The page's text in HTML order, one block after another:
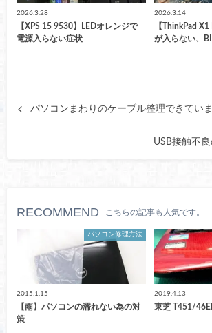
2026.3.28
【XPS 15 9530】LEDオレンジで
電源入らない症状
2026.3.14
【ThinkPad
が入らない、
パソコンまわりのケーブル整理できてい
USB接触不
RECOMMEND こちらの記事も人気です。
パソコン修理方法
2015.1.15
【雨】パソコンの濡れない為の対
策
2019.4.13
東芝 T451/